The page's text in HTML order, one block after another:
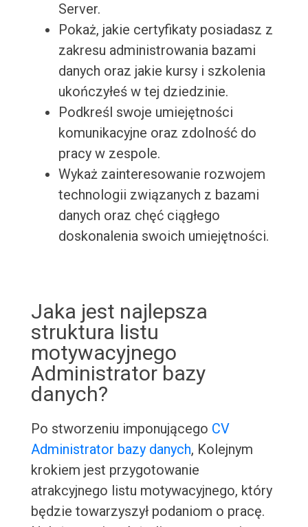
Server.
Pokaż, jakie certyfikaty posiadasz z
zakresu administrowania bazami
danych oraz jakie kursy i szkolenia
ukończyłeś w tej dziedzinie.
Podkreśl swoje umiejętności
komunikacyjne oraz zdolność do
pracy w zespole.
Wykaż zainteresowanie rozwojem
technologii związanych z bazami
danych oraz chęć ciągłego
doskonalenia swoich umiejętności.
Jaka jest najlepsza
struktura listu
motywacyjnego
Administrator bazy
danych?
Po stworzeniu imponującego CV
Administrator bazy danych, Kolejnym
krokiem jest przygotowanie
atrakcyjnego listu motywacyjnego, który
będzie towarzyszył podaniom o pracę.